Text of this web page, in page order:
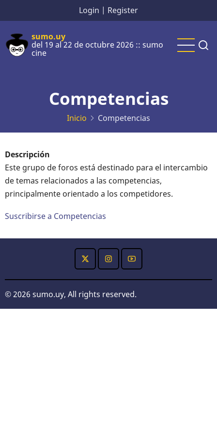
al
contenido
principal
Login | Register
sumo.uy
del 19 al 22 de octubre 2026 :: sumo
cine
Competencias
Inicio Competencias
Descripción
Este grupo de foros está destinado para el intercambio
de temas relacionados a las competencias,
principalmente orientado a los competidores.
Suscribirse a Competencias
© 2026 sumo.uy, All rights reserved.